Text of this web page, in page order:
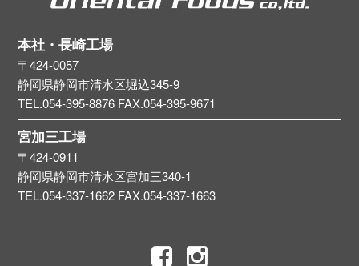
本社・長崎工場
〒424-0057
静岡県静岡市清水区堀込345-9
TEL.054-395-8876 FAX.054-395-9671
宮加三工場
〒424-0911
静岡県静岡市清水区宮加三340-1
TEL.054-337-1662 FAX.054-337-1663